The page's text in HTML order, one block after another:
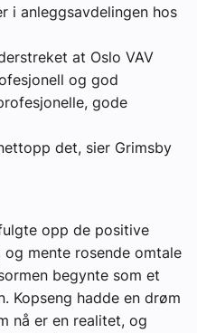
i anleggsavdelingen hos
at Oslo VAV
og god
gode
det, sier Grimsby
opp de positive
mente rosende omtale
begynte som et
Kopseng hadde en drøm
nå er en realitet, og